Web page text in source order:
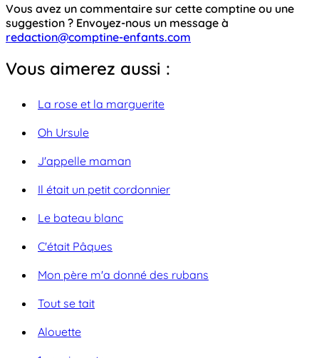
Vous avez un commentaire sur cette comptine ou une
suggestion ? Envoyez-nous un message à
redaction@comptine-enfants.com
Vous aimerez aussi :
La rose et la marguerite
Oh Ursule
J'appelle maman
Il était un petit cordonnier
Le bateau blanc
C'était Pâques
Mon père m'a donné des rubans
Tout se tait
Alouette